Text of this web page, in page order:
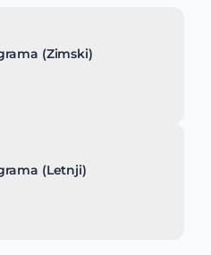
(Zimski)
(Letnji)